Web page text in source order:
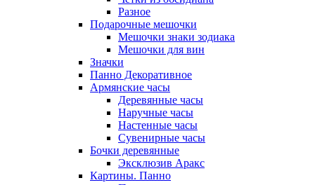
Разное
Подарочные мешочки
Мешочки знаки зодиака
Мешочки для вин
Значки
Панно Декоративное
Армянские часы
Деревянные часы
Наручные часы
Настенные часы
Сувенирные часы
Бочки деревянные
Эксклюзив Аракс
Картины. Панно